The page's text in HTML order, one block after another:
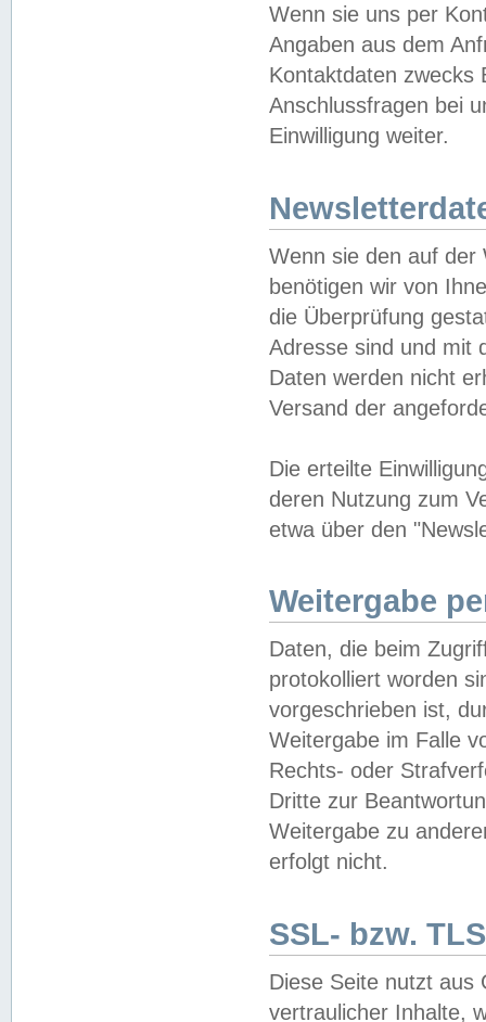
Wenn sie uns per
Angaben aus dem
Kontaktdaten zwecks
Anschlussfragen bei
Einwilligung weiter.
Wenn sie den auf der
benötigen wir von
die Überprüfung
Adresse sind und mit
Daten werden nicht
Versand der
Die erteilte
deren Nutzung zum
etwa über den
Weitergabe
Daten, die beim
protokolliert worden
vorgeschrieben ist,
Weitergabe im Falle
Rechts- oder
Dritte zur
Weitergabe zu
erfolgt nicht.
SSL- bzw.
Diese Seite nutzt aus
vertraulicher Inhalte,